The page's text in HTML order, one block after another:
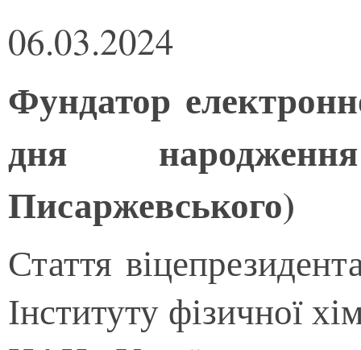
06.03.2024
Фундатор
дня
Писаржевського)
Стаття
Інституту фізичної